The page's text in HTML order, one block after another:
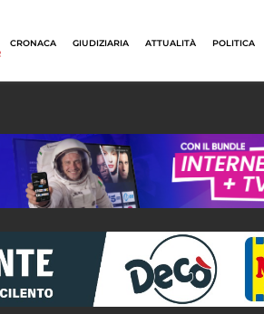
CRONACA GIUDIZIARIA ATTUALITÀ POLITICA